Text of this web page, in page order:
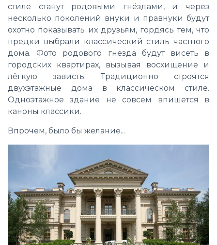
стиле станут родовыми гнёздами, и через
несколько поколений внуки и правнуки будут
охотно показывать их друзьям, гордясь тем, что
предки выбрали классический стиль частного
дома. Фото родового гнезда будут висеть в
городских квартирах, вызывая восхищение и
лёгкую зависть. Традиционно строятся
двухэтажные дома в классическом стиле.
Одноэтажное здание не совсем впишется в
каноны классики.
Впрочем, было бы желание...